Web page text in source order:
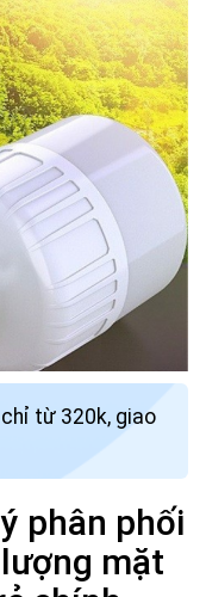
chỉ từ 320k, giao
phân phối
mặt